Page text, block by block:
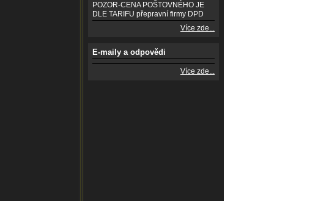
POZOR-CENA POŠTOVNÉHO JE
DLE TARIFU přepravní firmy DPD
Více zde...
E-maily a odpovědi
Více zde...